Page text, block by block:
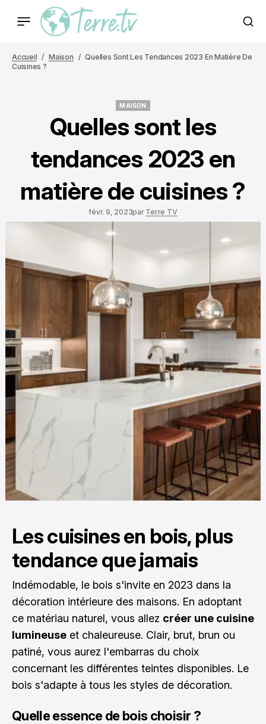
Accueil Maison
Quelles Sont Les Tendances 2023 En Matière De
Cuisines ?
MAISON
Quelles sont les
tendances 2023 en
matière de cuisines ?
févr. 9, 2023par Terre TV
Les cuisines en bois, plus
tendance que jamais
Indémodable, le bois s'invite en 2023 dans la
décoration intérieure des maisons. En adoptant
ce matériau naturel, vous allez créer une cuisine
lumineuse et chaleureuse. Clair, brut, brun ou
patiné, vous aurez l'embarras du choix
concernant les différentes teintes disponibles. Le
bois s'adapte à tous les styles de décoration.
Quelle essence de bois choisir ?